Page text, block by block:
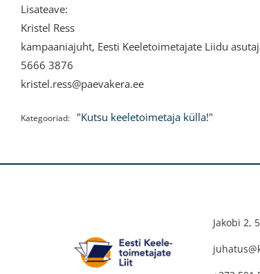
Lisateave:
Kristel Ress
kampaaniajuht, Eesti Keeletoimetajate Liidu
5666 3876
kristel.ress@paevakera.ee
Kategooriad: "Kutsu keeletoimetaja külla!"
Jakobi 2,